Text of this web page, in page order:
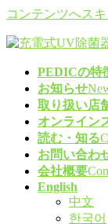
コンテンツへス
PEDICの特
お知らせ
取り扱い店
オンライン
読む・知る
お問い合わ
会社概要
English
中文
한국어